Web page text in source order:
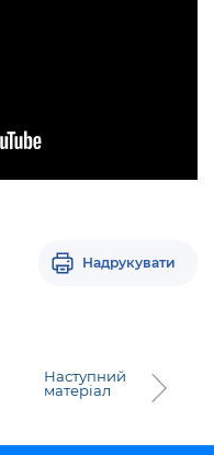
Надрукувати
Наступний
матеріал